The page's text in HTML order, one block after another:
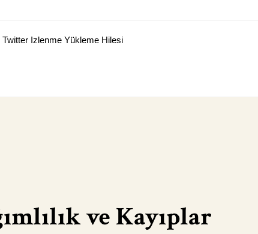
Twitter Izlenme Yükleme Hilesi
ve Kayıplar